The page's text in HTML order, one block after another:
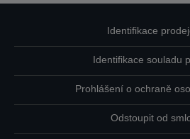
Identifikace
Identifikace souladu
Prohlášení o ochraně
Odstoupit od